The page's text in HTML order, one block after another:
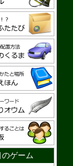
のゲーム